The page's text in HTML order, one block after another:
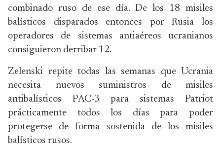
combinado ruso de ese día. De los 18 misiles
balísticos disparados entonces por Rusia los
operadores de sistemas antiaéreos ucranianos
consiguieron derribar 12.
Zelenski repite todas las semanas que Ucrania
necesita nuevos suministros de misiles
antibalísticos PAC-3 para sistemas Patriot
prácticamente todos los días para poder
protegerse de forma sostenida de los misiles
balísticos rusos.